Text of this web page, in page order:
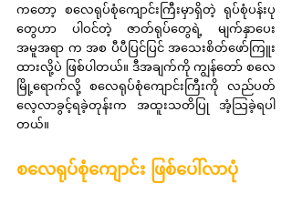
ကတော့ စလေရုပ်စုံကျောင်းကြီးမှာရှိတဲ့ ရုပ်စုံပန်းပု
တွေဟာ ပါဝင်တဲ့ ဇာတ်ရုပ်တွေရဲ့ မျက်နှာပေး
အမူအရာ က အစ ပီပီပြင်ပြင် အသေးစိတ်ဖော်ကြူး
ထားလို့ပဲ ဖြစ်ပါတယ်။ ဒီအချက်ကို ကျွန်တော် စလေ
မြို့ရောက်လို့ စလေရုပ်စုံကျောင်းကြီးကို လည်ပတ်
လေ့လာခွင့်ရခဲ့တုန်းက အထူးသတိပြု အံ့သြခဲ့ရပါ
တယ်။
စလေရုပ်စုံကျောင်း ဖြစ်ပေါ်လာပုံ